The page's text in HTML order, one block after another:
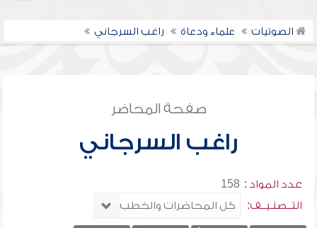
الصوتيات علماء ودعاة راغب السرجاني
صفحة المحاضر
راغب السرجاني
عدد المواد : 158
التــصنـيــف: